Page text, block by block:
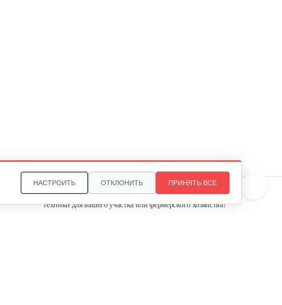
Звоните, и мы поможем подобрать идеальный вариант
техники для вашего участка или фермерского хозяйства!
НАСТРОИТЬ ОТКЛОНИТЬ ПРИНЯТЬ ВСЕ